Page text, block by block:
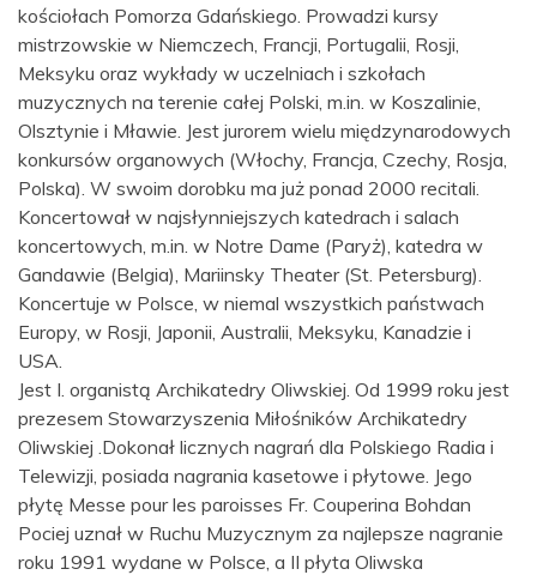
kościołach Pomorza Gdańskiego. Prowadzi kursy
mistrzowskie w Niemczech, Francji, Portugalii, Rosji,
Meksyku oraz wykłady w uczelniach i szkołach
muzycznych na terenie całej Polski, m.in. w Koszalinie,
Olsztynie i Mławie. Jest jurorem wielu międzynarodowych
konkursów organowych (Włochy, Francja, Czechy, Rosja,
Polska). W swoim dorobku ma już ponad 2000 recitali.
Koncertował w najsłynniejszych katedrach i salach
koncertowych, m.in. w Notre Dame (Paryż), katedra w
Gandawie (Belgia), Mariinsky Theater (St. Petersburg).
Koncertuje w Polsce, w niemal wszystkich państwach
Europy, w Rosji, Japonii, Australii, Meksyku, Kanadzie i
USA.
Jest I. organistą Archikatedry Oliwskiej. Od 1999 roku jest
prezesem Stowarzyszenia Miłośników Archikatedry
Oliwskiej .Dokonał licznych nagrań dla Polskiego Radia i
Telewizji, posiada nagrania kasetowe i płytowe. Jego
płytę Messe pour les paroisses Fr. Couperina Bohdan
Pociej uznał w Ruchu Muzycznym za najlepsze nagranie
roku 1991 wydane w Polsce, a II płyta Oliwska